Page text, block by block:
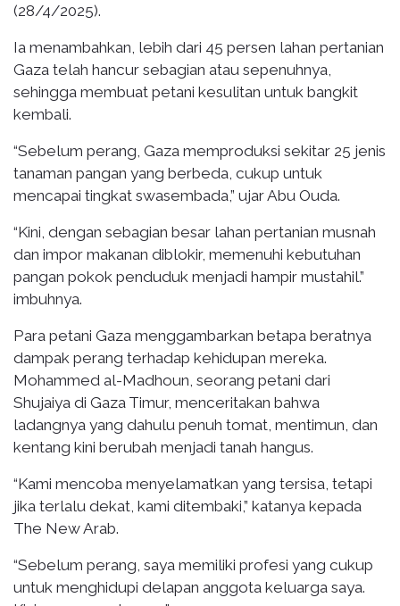
(28/4/2025).
Ia menambahkan, lebih dari 45 persen lahan pertanian
Gaza telah hancur sebagian atau sepenuhnya,
sehingga membuat petani kesulitan untuk bangkit
kembali.
“Sebelum perang, Gaza memproduksi sekitar 25 jenis
tanaman pangan yang berbeda, cukup untuk
mencapai tingkat swasembada,” ujar Abu Ouda.
“Kini, dengan sebagian besar lahan pertanian musnah
dan impor makanan diblokir, memenuhi kebutuhan
pangan pokok penduduk menjadi hampir mustahil.”
imbuhnya.
Para petani Gaza menggambarkan betapa beratnya
dampak perang terhadap kehidupan mereka.
Mohammed al-Madhoun, seorang petani dari
Shujaiya di Gaza Timur, menceritakan bahwa
ladangnya yang dahulu penuh tomat, mentimun, dan
kentang kini berubah menjadi tanah hangus.
“Kami mencoba menyelamatkan yang tersisa, tetapi
jika terlalu dekat, kami ditembaki,” katanya kepada
The New Arab.
“Sebelum perang, saya memiliki profesi yang cukup
untuk menghidupi delapan anggota keluarga saya.